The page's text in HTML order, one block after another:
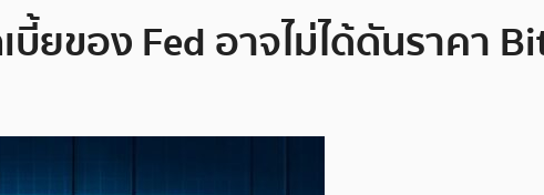
ยของ Fed อาจไม่ได้ดันราคา